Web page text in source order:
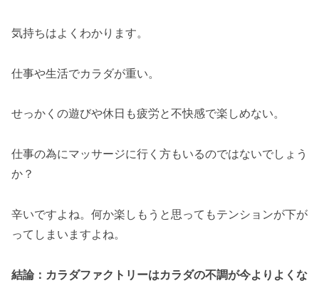
気持ちはよくわかります。
仕事や生活でカラダが重い。
せっかくの遊びや休日も疲労と不快感で楽しめない。
仕事の為にマッサージに行く方もいるのではないでしょう
か？
辛いですよね。何か楽しもうと思ってもテンションが下が
ってしまいますよね。
結論：カラダファクトリーはカラダの不調が今よりよくな